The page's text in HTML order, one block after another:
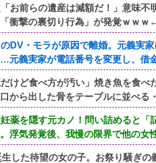
お前らの遺産は減額だ！」意味
衝撃の裏切り行為」が発覚ｗｗ
DV・モラが原因で離婚。元義実
元義実家が電話番号を変更し、借
だけど食べ方が汚い」焼き魚を食
から出した骨をテーブルに並べる
薬を隠す元カノ！問い詰めると
浮気発覚後、我慢の限界で他の女
した待望の女の子。お祭り騒ぎ